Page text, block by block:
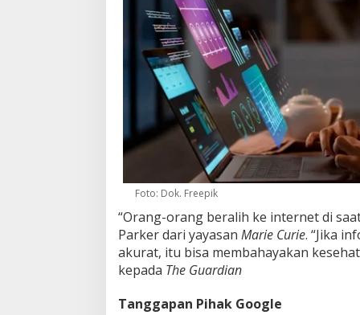
Foto: Dok. Freepik
“Orang-orang beralih ke internet di
Parker dari yayasan Marie Curie. “Jika
akurat, itu bisa membahayakan
kepada The Guardian
Tanggapan Pihak Google